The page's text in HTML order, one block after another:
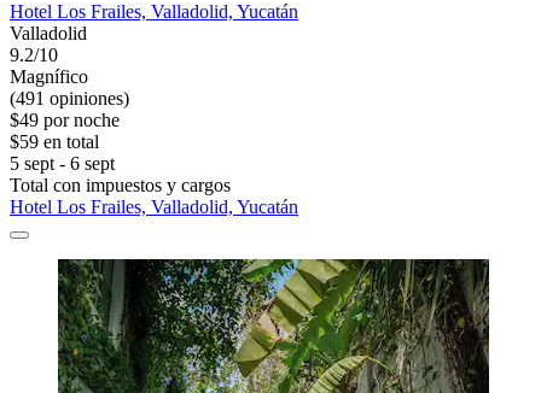
Hotel Los Frailes, Valladolid, Yucatán
Valladolid
9.2/10
Magnífico
(491 opiniones)
$49 por noche
$59 en total
5 sept - 6 sept
Total con impuestos y cargos
Hotel Los Frailes, Valladolid, Yucatán